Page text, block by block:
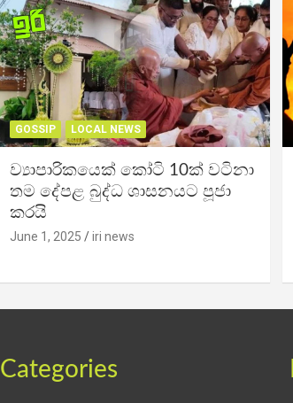
GOSSIP LOCAL NEWS
ව්‍යාපාරිකයෙක් කෝටි 10ක් වටිනා
තම දේපළ බුද්ධ ශාසනයට පූජා
කරයි
June 1, 2025 iri news
Categories